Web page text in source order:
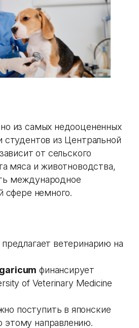
из самых недооцененных
студентов из Центральной
от сельского
мяса и животноводства,
международное
сфере немного.
предлагает ветеринарию на
финансирует
of Veterinary Medicine
поступить в японские
этому направлению.